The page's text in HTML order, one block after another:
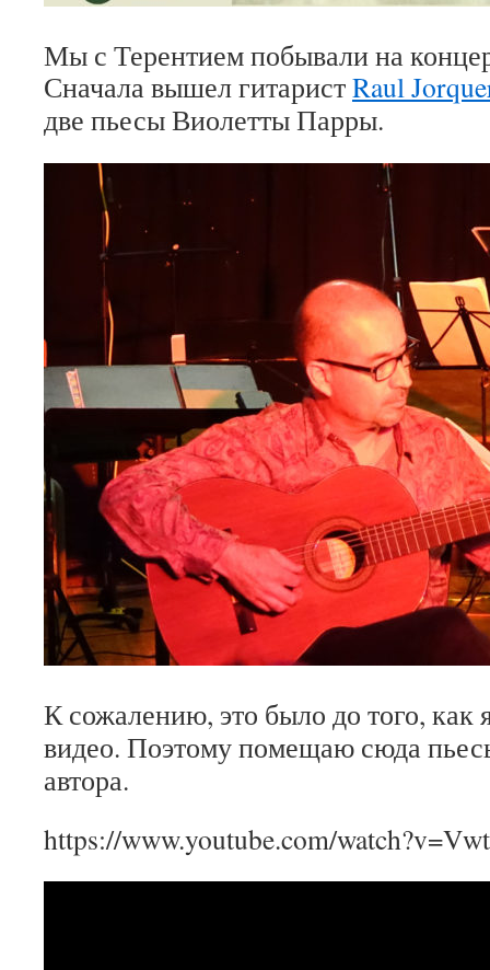
Мы с Терентием побывали на
Сначала вышел гитаристRaul
две пьесы Виолетты Парры.
К сожалению, это было до того, как
видео. Поэтому помещаю сюда
автора.
https://www.youtube.com/